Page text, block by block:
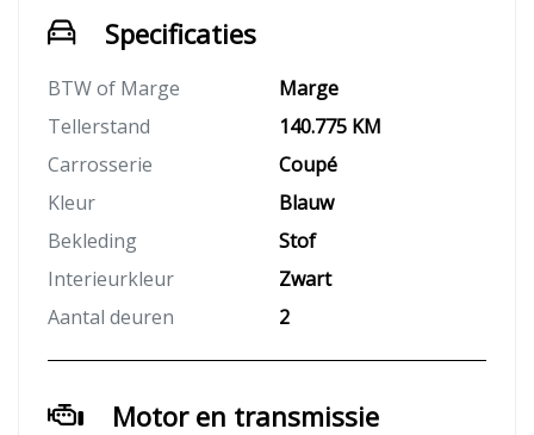
Specificaties
BTW of Marge
Marge
Tellerstand
140.775 KM
Carrosserie
Coupé
Kleur
Blauw
Bekleding
Stof
Interieurkleur
Zwart
Aantal deuren
2
Motor en transmissie